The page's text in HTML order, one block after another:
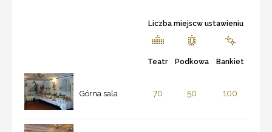
Liczba miejscw ustawieniu
Teatr Podkowa Bankiet
Górna sala 70 50 100